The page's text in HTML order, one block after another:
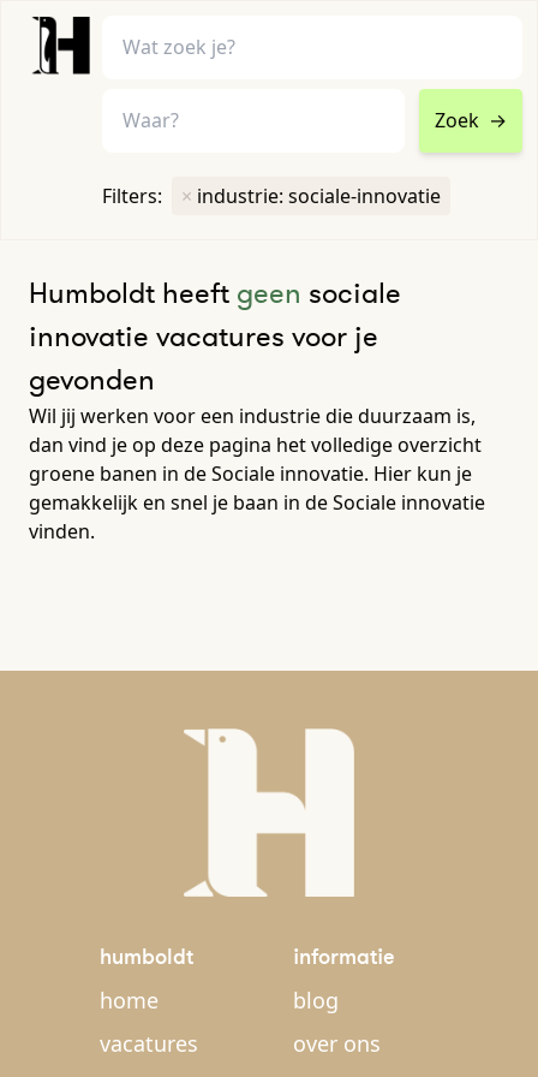
Zoek →
Filters: × industrie: sociale-innovatie
Humboldt heeft geen sociale
innovatie vacatures voor je
gevonden
Wil jij werken voor een industrie die duurzaam is,
dan vind je op deze pagina het volledige overzicht
groene banen in de Sociale innovatie. Hier kun je
gemakkelijk en snel je baan in de Sociale innovatie
vinden.
humboldt
home
vacatures
informatie
blog
over ons